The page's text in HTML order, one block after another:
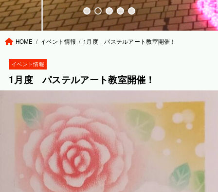
HOME イベント情報 1月度 パステルアート教室開催！
イベント情報
1月度 パステルアート教室開催！